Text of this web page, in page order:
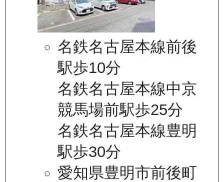
名鉄名古屋本線前後
駅歩10分
名鉄名古屋本線中京
競馬場前駅歩25分
名鉄名古屋本線豊明
駅歩30分
愛知県豊明市前後町